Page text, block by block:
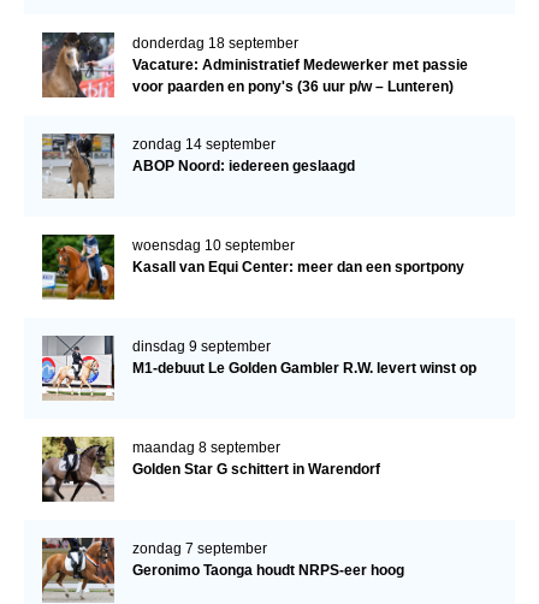
donderdag 18 september
Vacature: Administratief Medewerker met passie
voor paarden en pony's (36 uur p/w – Lunteren)
zondag 14 september
ABOP Noord: iedereen geslaagd
woensdag 10 september
Kasall van Equi Center: meer dan een sportpony
dinsdag 9 september
M1-debuut Le Golden Gambler R.W. levert winst op
maandag 8 september
Golden Star G schittert in Warendorf
zondag 7 september
Geronimo Taonga houdt NRPS-eer hoog